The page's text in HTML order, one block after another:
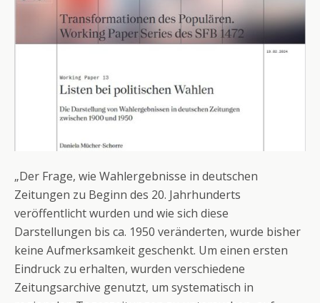
„Der Frage, wie Wahlergebnisse in deutschen
Zeitungen zu Beginn des 20. Jahrhunderts
veröffentlicht wurden und wie sich diese
Darstellungen bis ca. 1950 veränderten, wurde bisher
keine Aufmerksamkeit geschenkt. Um einen ersten
Eindruck zu erhalten, wurden verschiedene
Zeitungsarchive genutzt, um systematisch in